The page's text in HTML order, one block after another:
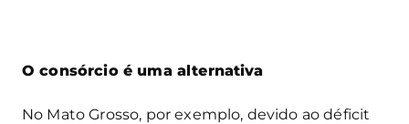
O consórcio é uma alternativa
No Mato Grosso, por exemplo, devido ao déficit